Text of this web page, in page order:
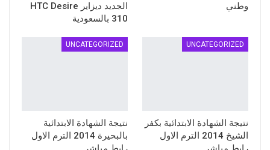
وطني
الجديد ديزاير HTC Desire
310 بالسعودية
UNCATEGORIZED
نتيجة الشهادة الابتدائية بكفر
الشيخ 2014 الترم الاول
UNCATEGORIZED
نتيجة الشهادة الابتدائية
بالبحيرة 2014 الترم الاول